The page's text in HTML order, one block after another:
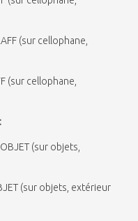
(sur cellophane,
(sur cellophane,
OBJET (sur objets,
(sur objets, extérieur